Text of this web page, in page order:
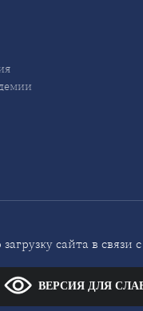
сайта в
ВЕРСИЯ ДЛЯ